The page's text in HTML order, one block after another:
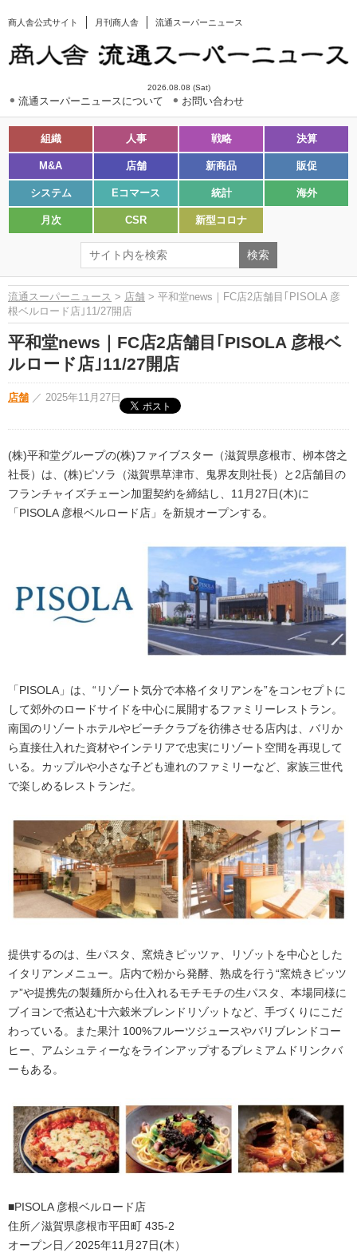
商人舎公式サイト 月刊商人舎 流通スーパーニュース
2026.08.08 (Sat)
流通スーパーニュースについて お問い合わせ
組織 人事 戦略 決算
M&A 店舗 新商品 販促
システム Eコマース 統計 海外
月次 CSR 新型コロナ
流通スーパーニュース > 店舗 > 平和堂news｜FC店2店舗目｢PISOLA 彦
根ベルロード店｣11/27開店
平和堂news｜FC店2店舗目｢PISOLA 彦根ベ
ルロード店｣11/27開店
店舗 ／ 2025年11月27日
(株)平和堂グループの(株)ファイブスター（滋賀県彦根市、栁本啓之
社長）は、(株)ピソラ（滋賀県草津市、⿁界友則社長）と2店舗目の
フランチャイズチェーン加盟契約を締結し、11月27日(木)に
「PISOLA 彦根ベルロード店」を新規オープンする。
「PISOLA」は、“リゾート気分で本格イタリアンを”をコンセプトに
して郊外のロードサイドを中心に展開するファミリーレストラン。
南国のリゾートホテルやビーチクラブを彷彿させる店内は、バリか
ら直接仕入れた資材やインテリアで忠実にリゾート空間を再現して
いる。カップルや小さな子ども連れのファミリーなど、家族三世代
で楽しめるレストランだ。
提供するのは、生パスタ、窯焼きピッツァ、リゾットを中心とした
イタリアンメニュー。店内で粉から発酵、熟成を行う“窯焼きピッツ
ァ”や提携先の製麺所から仕入れるモチモチの生パスタ、本場同様に
ブイヨンで煮込む十六穀米ブレンドリゾットなど、手づくりにこだ
わっている。また果汁 100%フルーツジュースやバリブレンドコー
ヒー、アムシュティーなをラインアップするプレミアムドリンクバ
ーもある。
■PISOLA 彦根ベルロード店
住所／滋賀県彦根市平田町 435-2
オープン日／2025年11月27日(木）